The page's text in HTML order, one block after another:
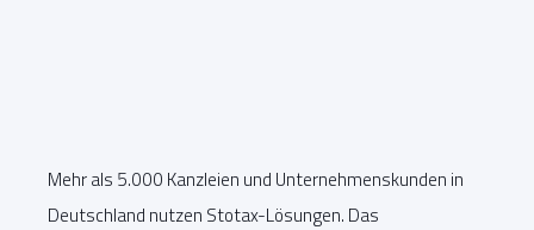
Mehr als 5.000 Kanzleien und Unternehmenskunden in
Deutschland nutzen Stotax-Lösungen. Das